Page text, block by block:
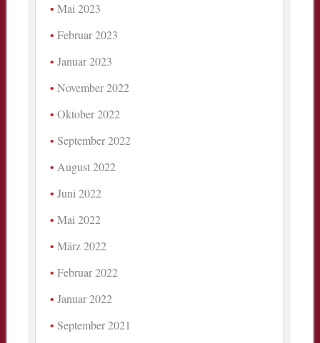
Mai 2023
Februar 2023
Januar 2023
November 2022
Oktober 2022
September 2022
August 2022
Juni 2022
Mai 2022
März 2022
Februar 2022
Januar 2022
September 2021